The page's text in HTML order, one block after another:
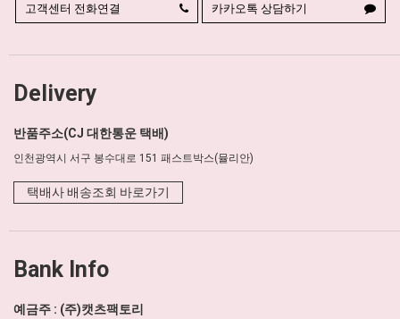
고객센터 전화연결 카카오톡 상담하기
Delivery
반품주소(CJ 대한통운 택배)
인천광역시 서구 봉수대로 151 패스트박스(뮬리안)
택배사 배송조회 바로가기
Bank Info
예금주 : (주)캣츠팩토리